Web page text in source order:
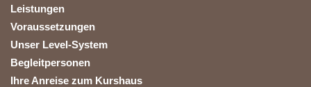
Leistungen
Voraussetzungen
Unser Level-System
Begleitpersonen
Ihre Anreise zum Kurshaus